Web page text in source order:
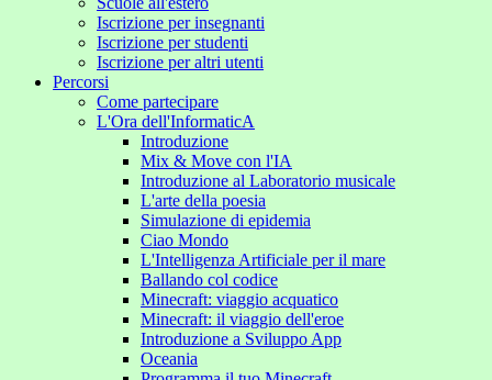
Iscrizione per insegnanti
Iscrizione per studenti
Iscrizione per altri utenti
Percorsi
Come partecipare
L'Ora dell'InformaticA
Introduzione
Mix & Move con l'IA
Introduzione al Laboratorio musicale
L'arte della poesia
Simulazione di epidemia
Ciao Mondo
L'Intelligenza Artificiale per il mare
Ballando col codice
Minecraft: viaggio acquatico
Minecraft: il viaggio dell'eroe
Introduzione a Sviluppo App
Oceania